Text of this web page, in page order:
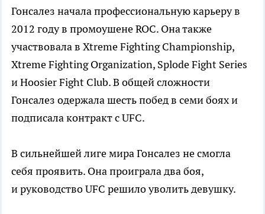
Гонсалез начала профессиональную карьеру в
2012 году в промоушене ROC. Она также
участвовала в Xtreme Fighting Championship,
Xtreme Fighting Organization, Splode Fight Series
и Hoosier Fight Club. В общей сложности
Гонсалез одержала шесть побед в семи боях и
подписала контракт с UFC.
В сильнейшей лиге мира Гонсалез не смогла
себя проявить. Она проиграла два боя,
и руководство UFC решило уволить девушку.